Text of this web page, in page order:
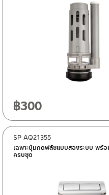
฿300
เฉพาะปุ่มกดฟลัชแบบสองระบบ พร้
ครบชุด
SP AQ21355